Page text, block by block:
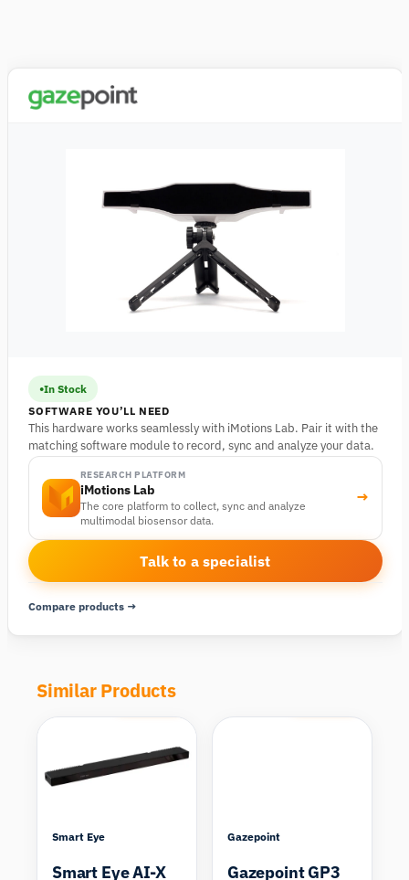
In Stock
SOFTWARE YOU’LL NEED
This hardware works seamlessly with iMotions Lab. Pair it with the
matching software module to record, sync and analyze your data.
RESEARCH PLATFORM
iMotions Lab
The core platform to collect, sync and analyze
multimodal biosensor data.
→
Talk to a specialist
Compare products →
Similar Products
Smart Eye
Smart Eye AI-X
Compare
Gazepoint
Gazepoint GP3